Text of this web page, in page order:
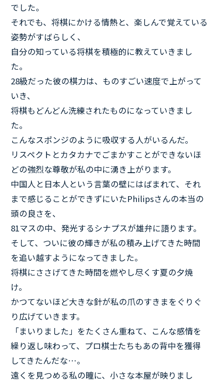
でした。
それでも、将棋にかける情熱と、楽しんで覚えている
姿勢がすばらしく、
自分の知っている将棋を積極的に教えていきまし
た。
28級だった彼の棋力は、ものすごい速度で上がって
いき、
将棋もどんどん洗練されたものになっていきまし
た。
こんなスポンジのように吸収する人がいるんだ。
リスペクトとカタカナでごまかすことができないほ
どの強烈な尊敬が私の中に湧き上がります。
中国人と日本人という言葉の壁にはばまれて、それ
まで感じることができずにいたPhilipsさんの本当の
頭の良さを、
81マスの中、発光するシナプスが雄弁に語ります。
そして、ついに彼の輝きが私の積み上げてきた時間
を追い越すようになってきました。
将棋にささげてきた時間を燃やし尽くす夏の夕焼
け。
かつてないほど大きな針が私の爪のすきまをぐりぐ
り広げていきます。
「まいりました」をたくさん重ねて、こんな感情を
繰り返し味わって、プロ棋士たちもあの背中を獲得
してきたんだな…。
遠くを見つめる私の瞳に、小さな本屋が映りまし